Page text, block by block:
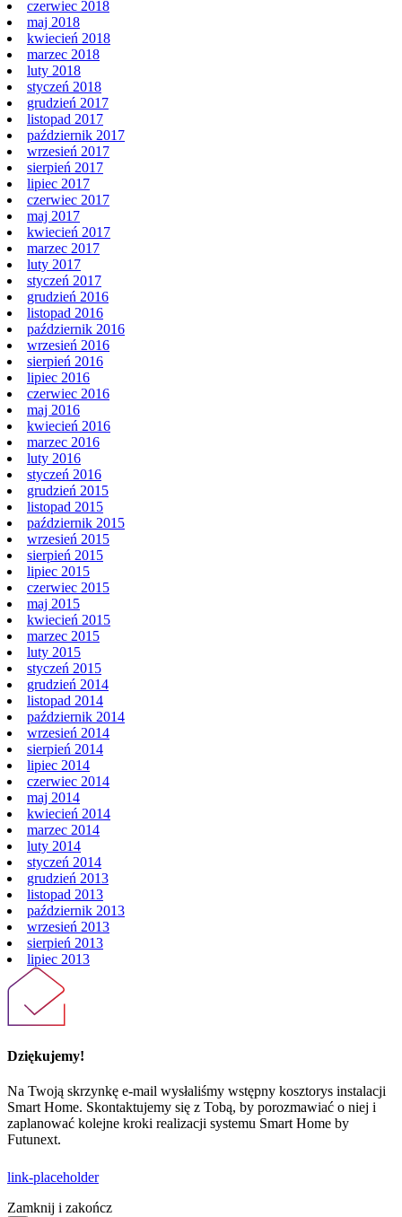
czerwiec 2018
maj 2018
kwiecień 2018
marzec 2018
luty 2018
styczeń 2018
grudzień 2017
listopad 2017
październik 2017
wrzesień 2017
sierpień 2017
lipiec 2017
czerwiec 2017
maj 2017
kwiecień 2017
marzec 2017
luty 2017
styczeń 2017
grudzień 2016
listopad 2016
październik 2016
wrzesień 2016
sierpień 2016
lipiec 2016
czerwiec 2016
maj 2016
kwiecień 2016
marzec 2016
luty 2016
styczeń 2016
grudzień 2015
listopad 2015
październik 2015
wrzesień 2015
sierpień 2015
lipiec 2015
czerwiec 2015
maj 2015
kwiecień 2015
marzec 2015
luty 2015
styczeń 2015
grudzień 2014
listopad 2014
październik 2014
wrzesień 2014
sierpień 2014
lipiec 2014
czerwiec 2014
maj 2014
kwiecień 2014
marzec 2014
luty 2014
styczeń 2014
grudzień 2013
listopad 2013
październik 2013
wrzesień 2013
sierpień 2013
lipiec 2013
Dziękujemy!
Na Twoją skrzynkę e-mail wysłaliśmy wstępny kosztorys instalacji
Smart Home. Skontaktujemy się z Tobą, by porozmawiać o niej i
zaplanować kolejne kroki realizacji systemu Smart Home by
Futunext.
link-placeholder
Zamknij i zakończ